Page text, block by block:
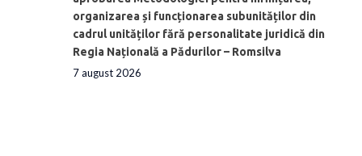
organizarea și funcționarea subunităților din
cadrul unităților fără personalitate juridică din
Regia Națională a Pădurilor – Romsilva
7 august 2026